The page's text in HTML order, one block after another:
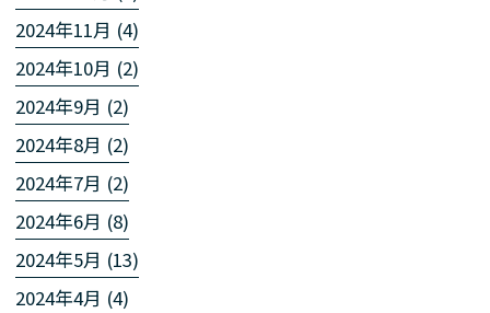
2024年11月 (4)
2024年10月 (2)
2024年9月 (2)
2024年8月 (2)
2024年7月 (2)
2024年6月 (8)
2024年5月 (13)
2024年4月 (4)